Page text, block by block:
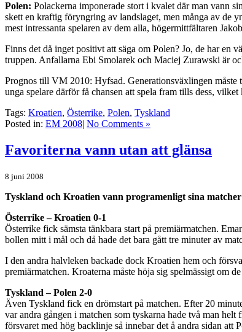
Polen: Polackerna imponerade stort i kvalet där man vann
skett en kraftig föryngring av landslaget, men många av de
mest intressanta spelaren av dem alla, högermittfältaren
Finns det då inget positivt att säga om Polen? Jo, de har en
truppen. Anfallarna Ebi Smolarek och Maciej Zurawski är
Prognos till VM 2010: Hyfsad. Generationsväxlingen
unga spelare därför få chansen att spela fram tills dess,
Tags: Kroatien, Österrike, Polen, Tyskland
Posted in: EM 2008| No Comments »
Favoriterna vann utan att glänsa
8 juni 2008
Tyskland och Kroatien vann programenligt sina
Österrike – Kroatien 0-1
Österrike fick sämsta tänkbara start på premiärmatchen.
bollen mitt i mål och då hade det bara gått tre minuter av
I den andra halvleken backade dock Kroatien hem och
premiärmatchen. Kroaterna måste höja sig spelmässigt om
Tyskland – Polen 2-0
Även Tyskland fick en drömstart på matchen. Efter 20
var andra gången i matchen som tyskarna hade två man
försvaret med hög backlinje så innebar det å andra sidan